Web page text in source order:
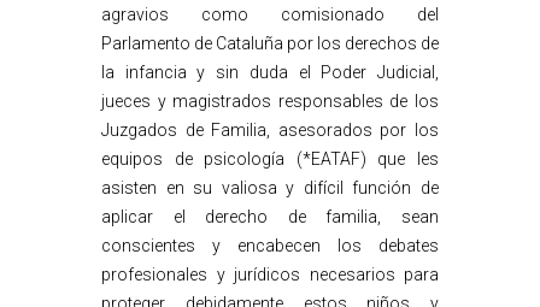
agravios como comisionado del
Parlamento de Cataluña por los derechos de
la infancia y sin duda el Poder Judicial,
jueces y magistrados responsables de los
Juzgados de Familia, asesorados por los
equipos de psicología (*EATAF) que les
asisten en su valiosa y difícil función de
aplicar el derecho de familia, sean
conscientes y encabecen los debates
profesionales y jurídicos necesarios para